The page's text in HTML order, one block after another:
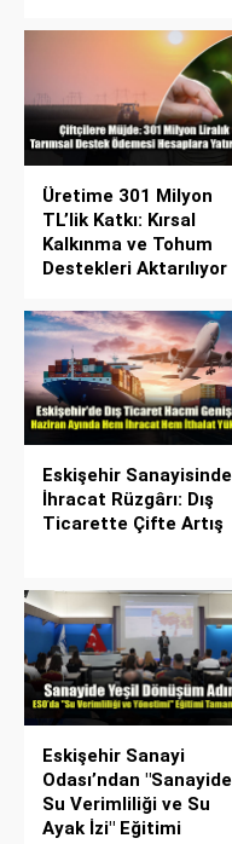
Üretime 301 Milyon
TL’lik Katkı: Kırsal
Kalkınma ve Tohum
Destekleri Aktarılıyor
Eskişehir Sanayisinde
İhracat Rüzgârı: Dış
Ticarette Çifte Artış
Eskişehir Sanayi
Odası’ndan "Sanayide
Su Verimliliği ve Su
Ayak İzi" Eğitimi